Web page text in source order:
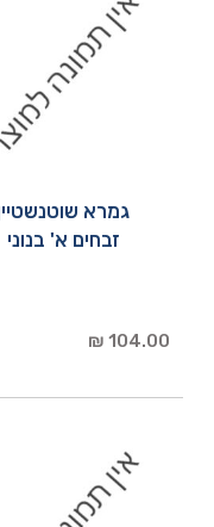
גמרא
זבחים א' בנוני
104.00 ₪